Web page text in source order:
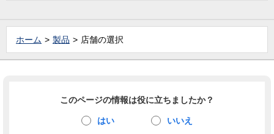
ホーム 製品 店舗の選択
このページの情報は役に立ちましたか？
はい いいえ